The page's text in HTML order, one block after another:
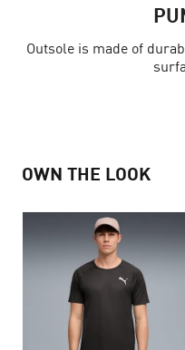
Outsole is made of
OWN THE LOOK